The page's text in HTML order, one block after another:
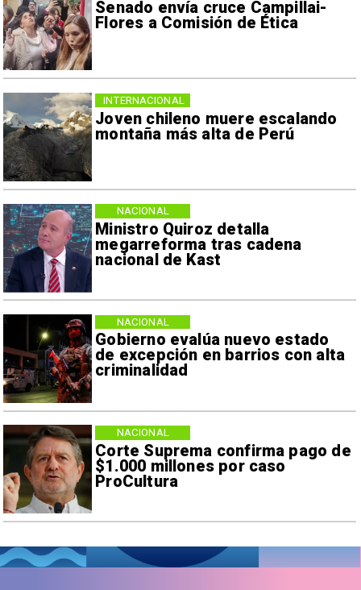
Senado envía cruce Campillai-
Flores a Comisión de Ética
Joven chileno muere escalando
montaña más alta de Perú
INTERNACIONAL
Ministro Quiroz detalla
megarreforma tras cadena
nacional de Kast
NACIONAL
Gobierno evalúa nuevo estado
de excepción en barrios con alta
criminalidad
NACIONAL
Corte Suprema confirma pago de
$1.000 millones por caso
ProCultura
NACIONAL